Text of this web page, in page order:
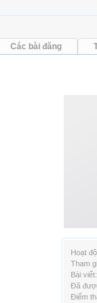
Hoạt
Tham
Bài viết:
Đã
Điểm
Các bài đăng